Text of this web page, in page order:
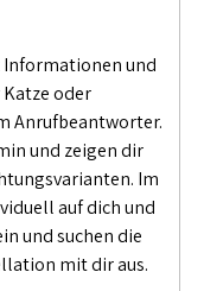
Informationen und
oder
Anrufbeantworter.
und zeigen dir
Im
auf dich und
und suchen die
mit dir aus.